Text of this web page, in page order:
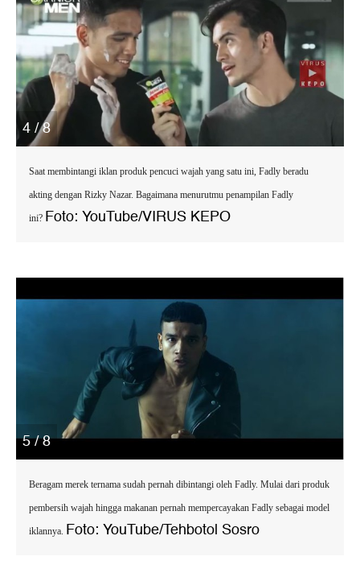
4 / 8
Saat membintangi iklan produk pencuci wajah yang satu ini, Fadly beradu
akting dengan Rizky Nazar. Bagaimana menurutmu penampilan Fadly
ini? Foto: YouTube/VIRUS KEPO
5 / 8
Beragam merek ternama sudah pernah dibintangi oleh Fadly. Mulai dari produk
pembersih wajah hingga makanan pernah mempercayakan Fadly sebagai model
iklannya. Foto: YouTube/Tehbotol Sosro